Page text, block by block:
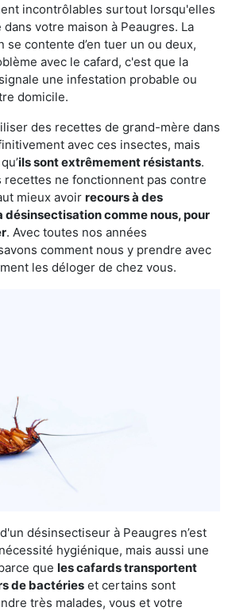
incontrôlables surtout lorsqu'elles
votre maison à Peaugres. La
se contente d’en tuer un ou deux,
avec le cafard, c'est que la
une infestation probable ou
domicile.
des recettes de grand-mère dans
avec ces insectes, mais
ils sont extrêmement résistants.
recettes ne fonctionnent pas contre
mieux avoir recours à des
désinsectisation comme nous, pour
. Avec toutes nos années
comment nous y prendre avec
les déloger de chez vous.
désinsectiseur à Peaugres n’est
hygiénique, mais aussi une
que les cafards transportent
de bactéries et certains sont
très malades, vous et votre